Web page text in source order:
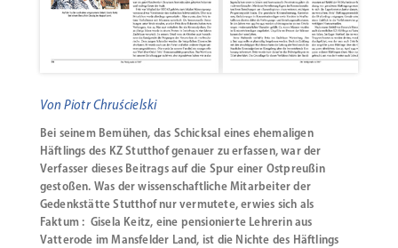
Von Piotr Chruścielski
Bei seinem Bemühen, das Schicksal eines ehemaligen
Häftlings des KZ Stutthof genauer zu erfassen, war der
Verfasser dieses Beitrags auf die Spur einer Ostpreußin
gestoßen. Was der wissenschaftliche Mitarbeiter der
Gedenkstätte Stutthof nur vermutete, erwies sich als
Faktum : Gisela Keitz, eine pensionierte Lehrerin aus
Vatterode im Mansfelder Land, ist die Nichte des Häftlings